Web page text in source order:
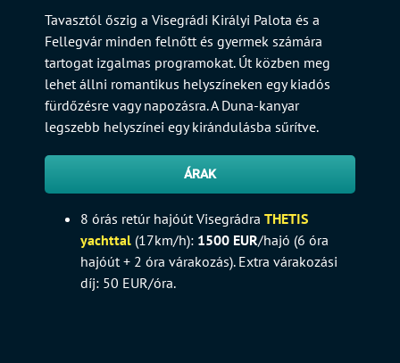
Tavasztól őszig a Visegrádi Királyi Palota és a
Fellegvár minden felnőtt és gyermek számára
tartogat izgalmas programokat. Út közben meg
lehet állni romantikus helyszíneken egy kiadós
fürdőzésre vagy napozásra. A Duna-kanyar
legszebb helyszínei egy kirándulásba sűrítve.
ÁRAK
8 órás retúr hajóút Visegrádra THETIS
yachttal (17km/h): 1500 EUR/hajó (6 óra
hajóút + 2 óra várakozás). Extra várakozási
díj: 50 EUR/óra.